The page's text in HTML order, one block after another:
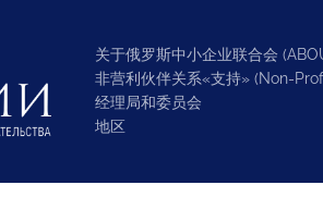
关于俄罗斯中小企业联合会
非营利伙伴关系«支持» (Non-
经理局和委员会
地区